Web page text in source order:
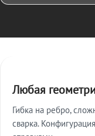
Любая
Гибка на ребро,
сварка.